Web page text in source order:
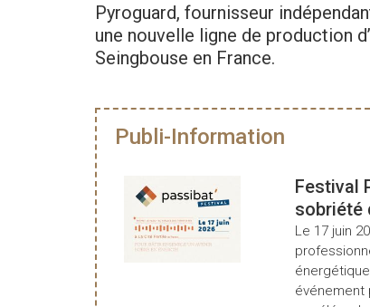
Pyroguard, fournisseur
une nouvelle ligne de production
Seingbouse en France.
Publi-Information
Festival
sobriété
Le 17 juin
événement